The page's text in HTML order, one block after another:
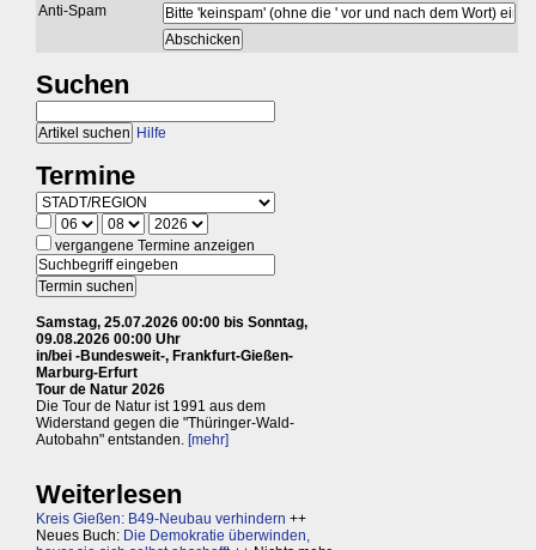
Anti-Spam
Suchen
Hilfe
Termine
vergangene Termine anzeigen
Samstag, 25.07.2026 00:00 bis Sonntag,
09.08.2026 00:00 Uhr
in/bei -Bundesweit-, Frankfurt-Gießen-
Marburg-Erfurt
Tour de Natur 2026
Die Tour de Natur ist 1991 aus dem
Widerstand gegen die "Thüringer-Wald-
Autobahn" entstanden. [mehr]
Weiterlesen
Kreis Gießen: B49-Neubau verhindern ++
Neues Buch: Die Demokratie überwinden,